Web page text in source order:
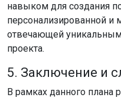
навыком для создания
персонализированной
отвечающей
проекта.
5. Заключение и
В рамках данного плана